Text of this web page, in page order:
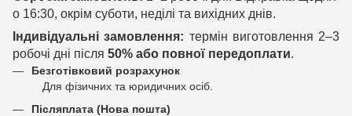
о 16:30, окрім суботи, неділі та вихідних днів.
Індивідуальні замовлення: термін виготовлення 2–3
робочі дні після 50% або повної передоплати.
Безготівковий розрахунок
Для фізичних та юридичних осіб.
Післяплата (Нова пошта)